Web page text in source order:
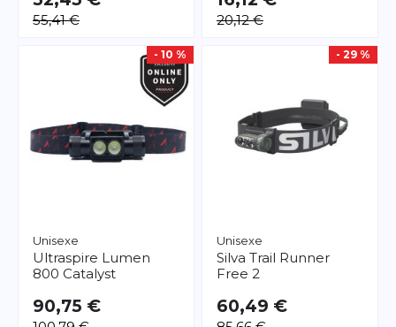
55,41 € 20,12 €
- 10 %
Unisexe
Ultraspire Lumen
800 Catalyst
90,75 €
- 29 %
Unisexe
Silva Trail Runner
Free 2
60,49 €